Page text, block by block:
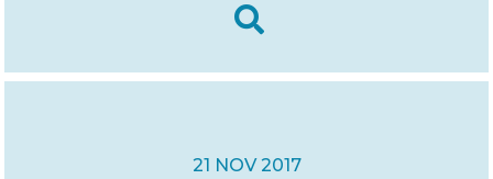
21 NOV 2017